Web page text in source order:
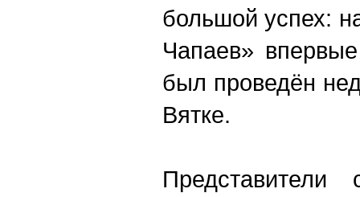
большой успех:
Чапаев»
был проведён
Вятке.
Представители